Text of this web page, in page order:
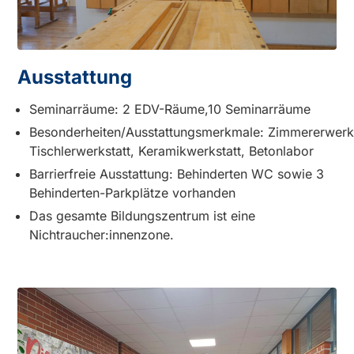
Ausstattung
Seminarräume: 2 EDV-Räume,10 Seminarräume
Besonderheiten/Ausstattungsmerkmale:
Tischlerwerkstatt, Keramikwerkstatt, Betonlabor
Barrierfreie Ausstattung: Behinderten WC sowie 3
Behinderten-Parkplätze vorhanden
Das gesamte Bildungszentrum ist eine
Nichtraucher:innenzone.